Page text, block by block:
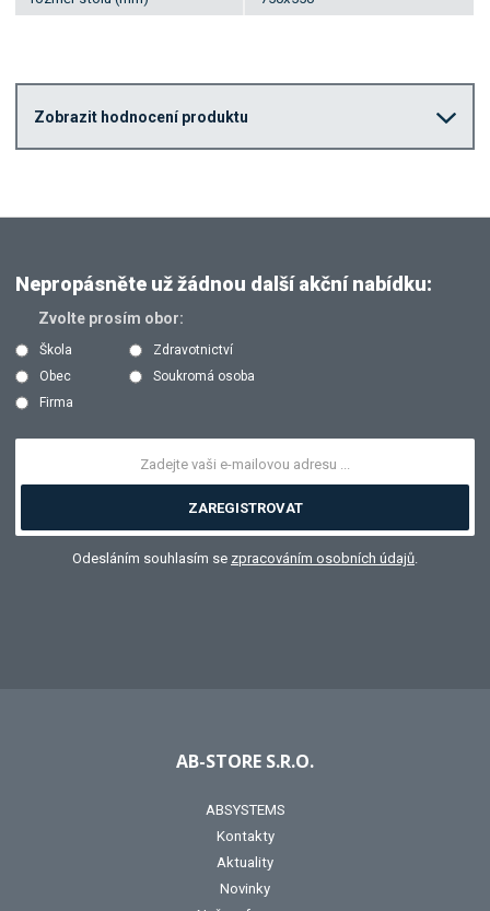
Zobrazit hodnocení produktu
Nepropásněte už žádnou další akční nabídku:
Zvolte prosím obor:
Škola
Zdravotnictví
Obec
Soukromá osoba
Firma
ZAREGISTROVAT
Odesláním souhlasím se zpracováním osobních údajů
AB-STORE S.R.O.
ABSYSTEMS
Kontakty
Aktuality
Novinky